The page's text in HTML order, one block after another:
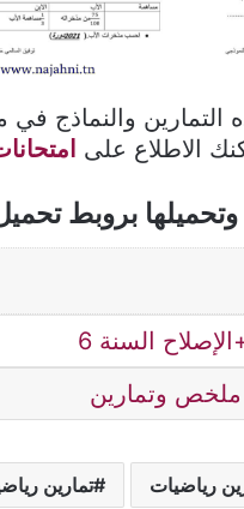
التمارين والنماذج
الاطلاع على
بروبط
السنة 6
ملخص وتمارين
رياضيات تمارين